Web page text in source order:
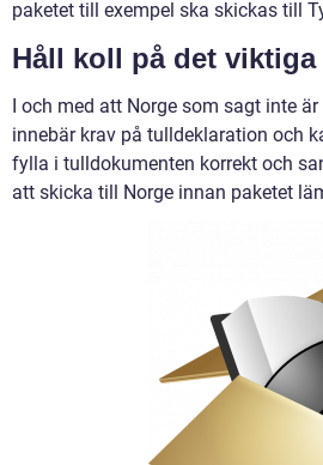
paketet till exempel ska skickas till
Håll koll på det viktiga
I och med att Norge som sagt inte
innebär krav på tulldeklaration och
fylla i tulldokumenten korrekt och
att skicka till Norge innan paketet